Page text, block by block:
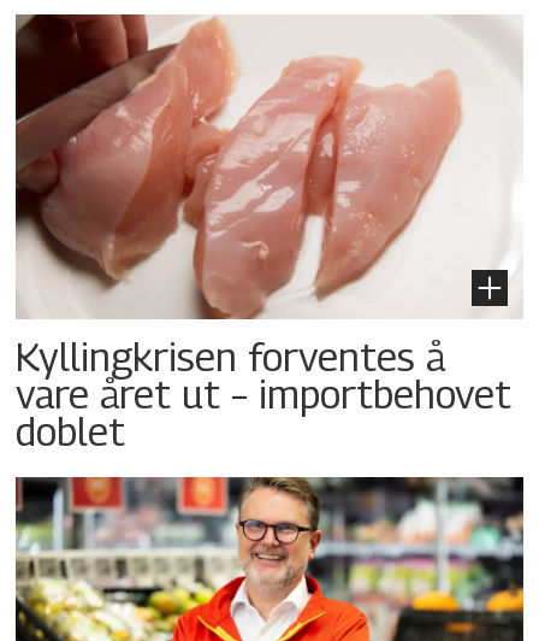
Kyllingkrisen forventes å
vare året ut – importbehovet
doblet